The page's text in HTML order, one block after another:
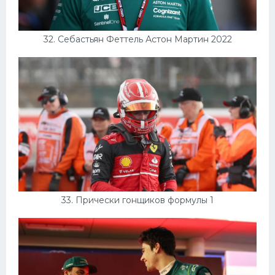
32. Себастьян Феттель Астон Мартин 2022
33. Прически гонщиков формулы 1